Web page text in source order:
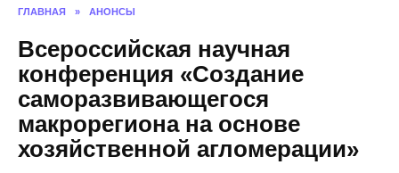
ГЛАВНАЯ » АНОНСЫ
Всероссийская научная
конференция «Создание
саморазвивающегося
макрорегиона на основе
хозяйственной агломерации»